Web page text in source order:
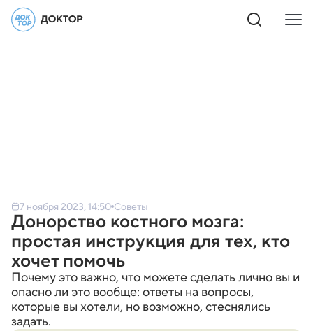
7 ноября 2023, 14:50 Советы
Донорство костного мозга:
простая инструкция для тех, кто
хочет помочь
Почему это важно, что можете сделать лично вы и
опасно ли это вообще: ответы на вопросы,
которые вы хотели, но возможно, стеснялись
задать.